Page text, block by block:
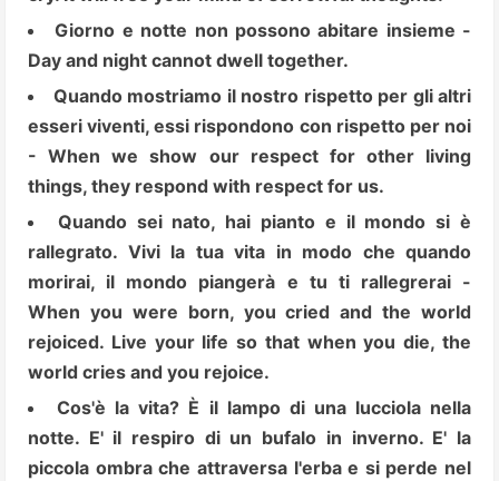
Giorno e notte non possono abitare insieme -
Day and night cannot dwell together.
Quando mostriamo il nostro rispetto per gli altri
esseri viventi, essi rispondono con rispetto per noi
- When we show our respect for other living
things, they respond with respect for us.
Quando sei nato, hai pianto e il mondo si è
rallegrato. Vivi la tua vita in modo che quando
morirai, il mondo piangerà e tu ti rallegrerai -
When you were born, you cried and the world
rejoiced. Live your life so that when you die, the
world cries and you rejoice.
Cos'è la vita? È il lampo di una lucciola nella
notte. E' il respiro di un bufalo in inverno. E' la
piccola ombra che attraversa l'erba e si perde nel